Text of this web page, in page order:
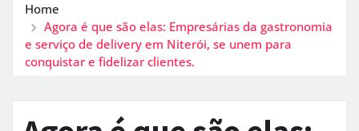
Home
Agora é que são elas: Empresárias da gastronomia
e serviço de delivery em Niterói, se unem para
conquistar e fidelizar clientes.